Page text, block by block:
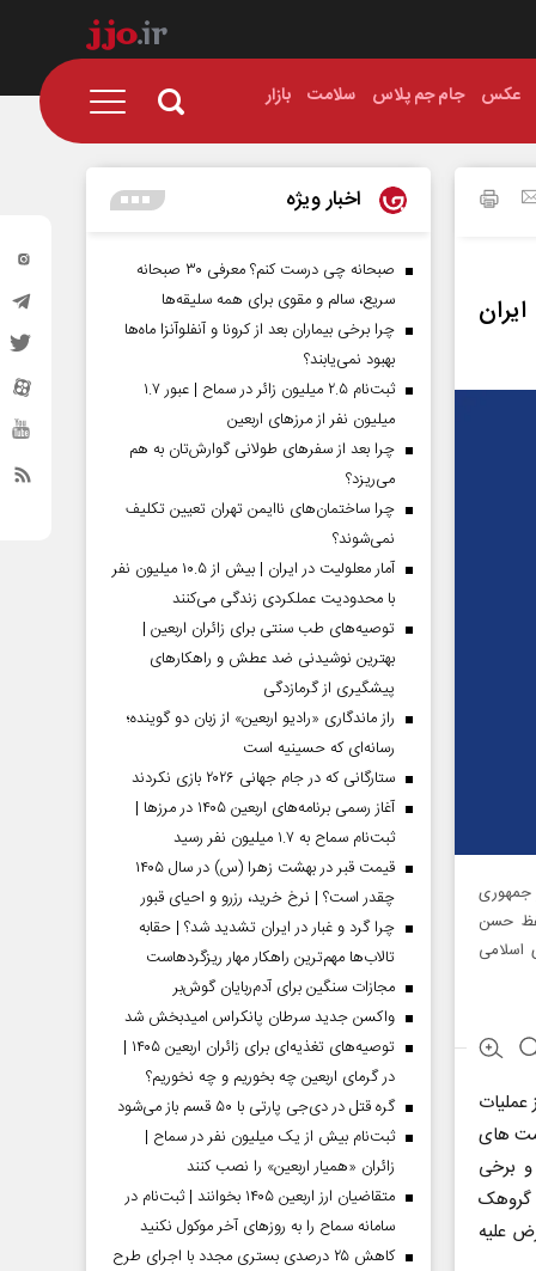
عکس جام جم پلاس سلامت بازار
جمهوری
حسن
اسلامی
عملیات
های
برخی
گروهک‌
علیه
اخبار ویژه
صبحانه چی درست کنم؟ معرفی ۳۰ صبحانه
سریع، سالم و مقوی برای همه سلیقه‌ها
چرا برخی بیماران بعد از کرونا و آنفلوآنزا ماه‌ها
بهبود نمی‌یابند؟
ثبت‌نام ۲.۵ میلیون زائر در سماح | عبور ۱.۷
میلیون نفر از مرز‌های اربعین
چرا بعد از سفرهای طولانی گوارش‌تان به هم
می‌ریزد؟
چرا ساختمان‌های ناایمن تهران تعیین تکلیف
نمی‌شوند؟
آمار معلولیت در ایران | بیش از ۱۰.۵ میلیون نفر
با محدودیت عملکردی زندگی می‌کنند
توصیه‌های طب سنتی برای زائران اربعین |
بهترین نوشیدنی ضد عطش و راهکارهای
پیشگیری از گرمازدگی
راز ماندگاری «رادیو اربعین» از زبان دو گوینده؛
رسانه‌ای که حسینیه است
ستارگانی که در جام جهانی ۲۰۲۶ بازی نکردند
آغاز رسمی برنامه‌های اربعین ۱۴۰۵ در مرز‌ها |
ثبت‌نام سماح به ۱.۷ میلیون نفر رسید
قیمت قبر در بهشت زهرا (س) در سال ۱۴۰۵
چقدر است؟ | نرخ خرید، رزرو و احیای قبور
چرا گرد و غبار در ایران تشدید شد؟ | حقابه
تالاب‌ها مهم‌ترین راهکار مهار ریزگردهاست
مجازات سنگین برای آدم‌ربایان گوش‌بر
واکسن جدید سرطان پانکراس امیدبخش شد
توصیه‌های تغذیه‌ای برای زائران اربعین ۱۴۰۵ |
در گرمای اربعین چه بخوریم و چه نخوریم؟
گره قتل در دی‌جی پارتی با ۵۰ قسم باز می‌شود
ثبت‌نام بیش از یک میلیون نفر در سماح |
زائران «همیار اربعین» را نصب کنند
متقاضیان ارز اربعین ۱۴۰۵ بخوانند | ثبت‌نام در
سامانه سماح را به روز‌های آخر موکول نکنید
کاهش ۲۵ درصدی بستری مجدد با اجرای طرح